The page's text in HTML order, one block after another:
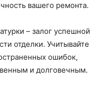
вашего ремонта.
– залог успешной
отделки. Учитывайте
ошибок,
и долговечным.